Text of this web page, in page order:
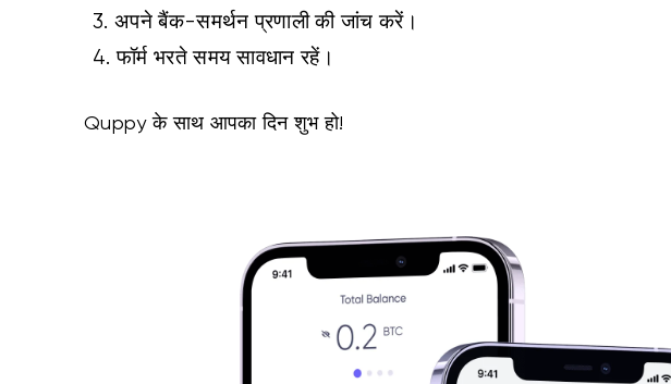
3. अपने बैंक-समर्थन प्रणाली की जांच करें।
4. फॉर्म भरते समय सावधान रहें।
Quppy के साथ आपका दिन शुभ हो!